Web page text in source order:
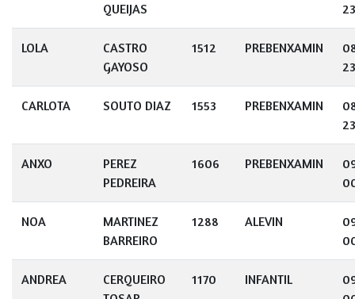
QUEIJAS
LOLA
CASTRO
GAYOSO
1512 PREBENXAMIN
CARLOTA SOUTO DIAZ 1553 PREBENXAMIN
ANXO
PEREZ
PEDREIRA
1606 PREBENXAMIN
NOA
MARTINEZ
BARREIRO
1288 ALEVIN
ANDREA
CERQUEIRO
1170 INFANTIL